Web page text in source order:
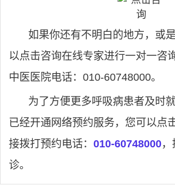
如果你还有不明白的地方，或
以点击咨询在线专家进行一对一咨
中医医院电话：010-60748000。
为了方便更多呼吸病患者及时
已经开通网络预约服务，您可以点
接拨打预约电话：010-60748000
诊。